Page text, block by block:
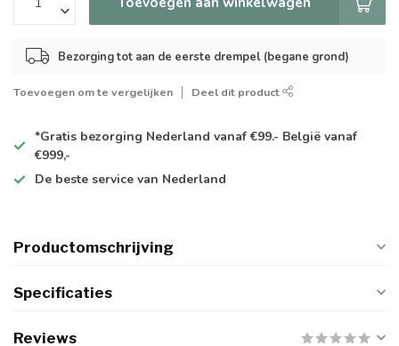
Bezorging tot aan de eerste drempel (begane grond)
Toevoegen om te vergelijken Deel dit product
*Gratis bezorging Nederland vanaf €99.- België vanaf
€999,-
De beste service van Nederland
Productomschrijving
Specificaties
Reviews